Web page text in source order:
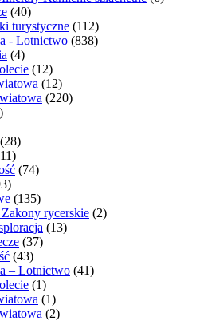
(40)
turystyczne (112)
- Lotnictwo (838)
(4)
(12)
(12)
(220)
(28)
(74)
(135)
rycerskie (2)
(13)
(37)
(43)
– Lotnictwo (41)
(1)
(1)
(2)